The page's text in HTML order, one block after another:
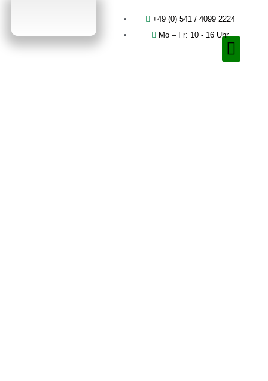
+49 (0) 541 / 4099 2224
Mo – Fr: 10 - 16 Uhr